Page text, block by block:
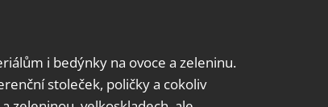
i bedýnky na ovoce a zeleninu.
stoleček, poličky a cokoliv